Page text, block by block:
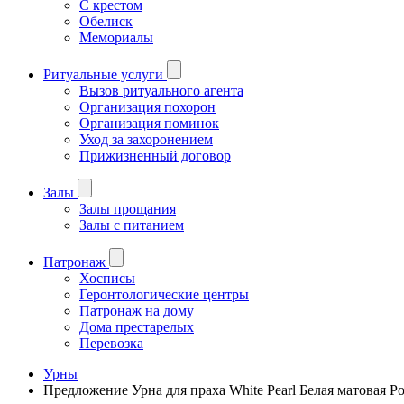
С крестом
Обелиск
Мемориалы
Ритуальные услуги
Вызов ритуального агента
Организация похорон
Организация поминок
Уход за захоронением
Прижизненный договор
Залы
Залы прощания
Залы с питанием
Патронаж
Хосписы
Геронтологические центры
Патронаж на дому
Дома престарелых
Перевозка
Урны
Предложение Урна для праха White Pearl Белая матовая